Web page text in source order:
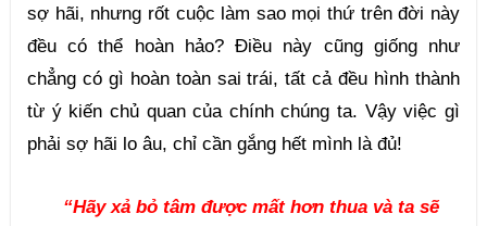
sợ hãi, nhưng rốt cuộc làm sao mọi thứ trên đời này
đều có thể hoàn hảo? Điều này cũng giống như
chẳng có gì hoàn toàn sai trái, tất cả đều hình thành
từ ý kiến chủ quan của chính chúng ta. Vậy việc gì
phải sợ hãi lo âu, chỉ cần gắng hết mình là đủ!
“Hãy xả bỏ tâm được mất hơn thua và ta sẽ